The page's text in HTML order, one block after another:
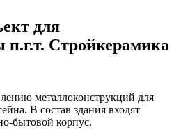
для
Стройкерамика
металлоконструкций для
В состав здания входят
бытовой корпус.